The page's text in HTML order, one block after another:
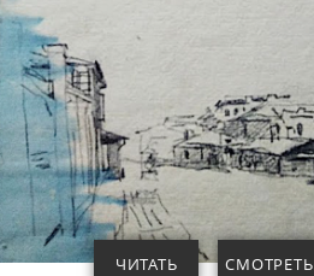
ЧИТАТЬ СМОТРЕТЬ